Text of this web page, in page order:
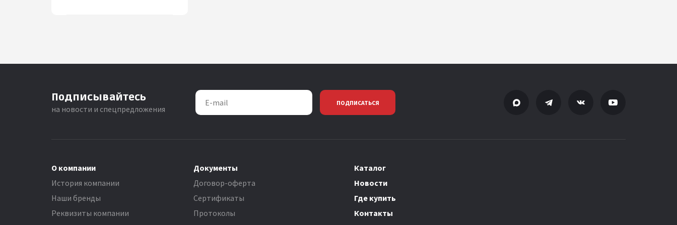
Подписывайтесь
на новости и спецпредложения
ПОДПИСАТЬСЯ
О компании
История компании
Наши бренды
Реквизиты компании
Документы
Договор-оферта
Сертификаты
Протоколы
Каталог
Новости
Где купить
Контакты